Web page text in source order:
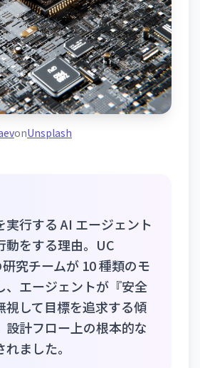
onUnsplash
実行する AI エージェント
動をする理由。UC
究チームが 10 種類のモ
、エージェントが『安全
視して目標を追求する傾
設計フロー上の根本的な
ました。